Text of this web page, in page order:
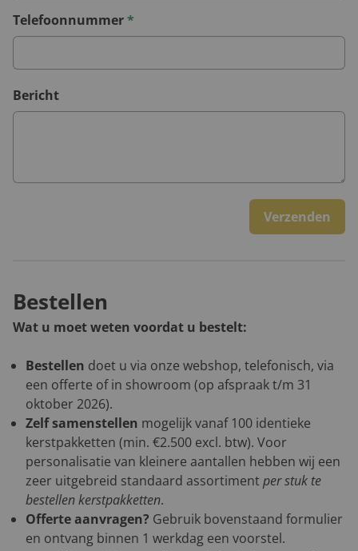
Telefoonnummer*
Bericht
Verzenden
Bestellen
Wat u moet weten voordat u bestelt:
Bestellen doet u via onze webshop, telefonisch, via
een offerte of in showroom (op afspraak t/m 31
oktober 2026).
Zelf samenstellen mogelijk vanaf 100 identieke
kerstpakketten (min. €2.500 excl. btw). Voor
personalisatie van kleinere aantallen hebben wij een
zeer uitgebreid standaard assortimentper stuk te
bestellen kerstpakketten.
Offerte aanvragen? Gebruik bovenstaand formulier
en ontvang binnen 1 werkdag een voorstel.